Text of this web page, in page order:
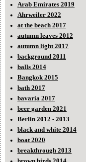
Arab Emirates 2019
Ahrweiler 2022
at the beach 2017
autumn leaves 2012
autumn light 2017
background 2011
balls 2014
Bangkok 2015
bath 2017
bavaria 2017
beer garden 2021
Berlin 2012 - 2013
black and white 2014
boat 2020
breakthrough 2013